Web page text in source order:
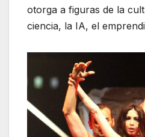
otorga a figuras de la
ciencia, la IA, el